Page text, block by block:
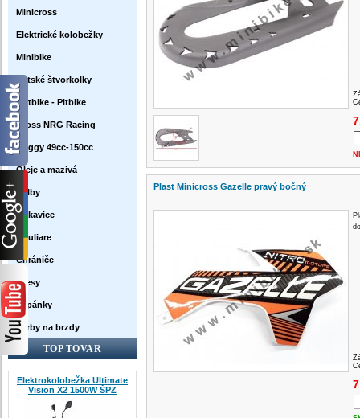
Minicross
Elektrické kolobežky
Minibike
Detské štvorkolky
Dirtbike - Pitbike
Cross NRG Racing
Buggy 49cc-150cc
Oleje a mazivá
Prilby
Rukavice
Okuliare
Chrániče
Dresy
Topánky
Farby na brzdy
TOP TOVAR
Elektrokolobežka Ultimate
Vision X2 1500W ŠPZ
Plast Minicross Gazelle pravý bočný